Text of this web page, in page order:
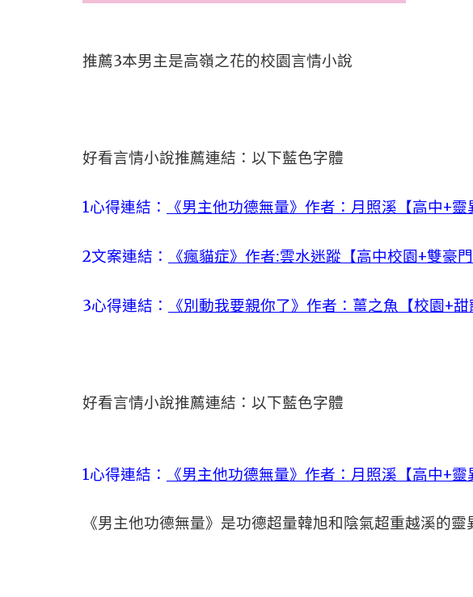
推薦3本男主是高嶺之花的校園言情小說
好看言情小說推薦連結：以下藍色字體
1心得連結： 《男主他功德無量》作者：月照溪【高中+靈
2文案連結： 《瘋貓症》作者:雲水迷蹤【高中校園+雙豪
3心得連結： 《別動我要親你了》作者：薑之魚【校園+
好看言情小說推薦連結：以下藍色字體
1心得連結： 《男主他功德無量》作者：月照溪【高中+靈
《男主他功德無量》是功德超量韓旭和陰氣超重越溪的